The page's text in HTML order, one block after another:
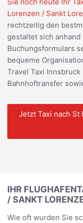
Lorenzen / Sankt
rechtzeitig den
gestaltet sich
Buchungsformulars
bequeme
Travel Taxi
Bahnhoftransfer
Jetzt Taxi nach St
IHR
/ SANKT
Wie oft wurden Sie